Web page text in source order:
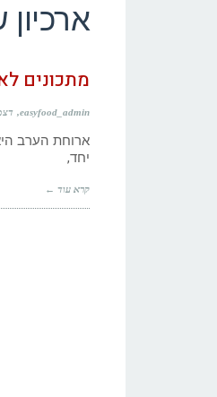
מתכונים
easyfood_admin דצמבר
ארוחת הערב
יחד,
קרא עוד ←